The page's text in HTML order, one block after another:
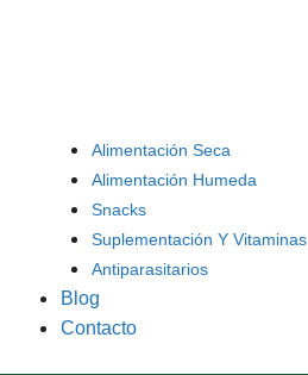
Alimentación Seca
Alimentación Humeda
Snacks
Suplementación Y Vitaminas
Antiparasitarios
Blog
Contacto